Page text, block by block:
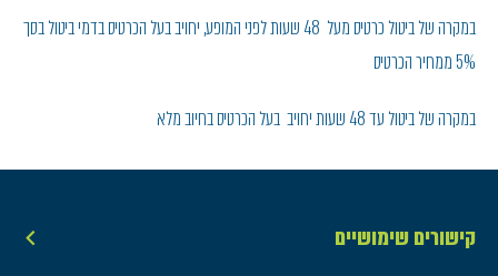
במקרה של ביטול כרטיס מעל 48 שעות לפני המופע, יחויב בעל הכרטיס בדמי ביטול בסך
5% ממחיר הכרטיס
במקרה של ביטול עד 48 שעות יחויב בעל הכרטיס בחיוב מלא
קישורים שימושיים